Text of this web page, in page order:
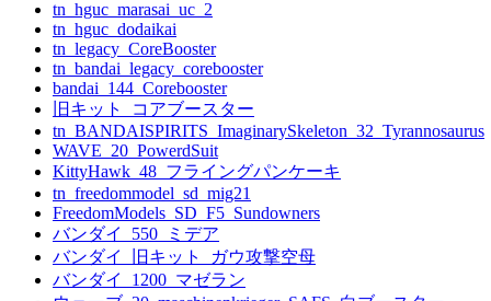
tn_hguc_marasai_uc_2
tn_hguc_dodaikai
tn_legacy_CoreBooster
tn_bandai_legacy_corebooster
bandai_144_Corebooster
旧キット_コアブースター
tn_BANDAISPIRITS_ImaginarySkeleton_32_Tyrannosaurus
WAVE_20_PowerdSuit
KittyHawk_48_フライングパンケーキ
tn_freedommodel_sd_mig21
FreedomModels_SD_F5_Sundowners
バンダイ_550_ミデア
バンダイ_旧キット_ガウ攻撃空母
バンダイ_1200_マゼラン